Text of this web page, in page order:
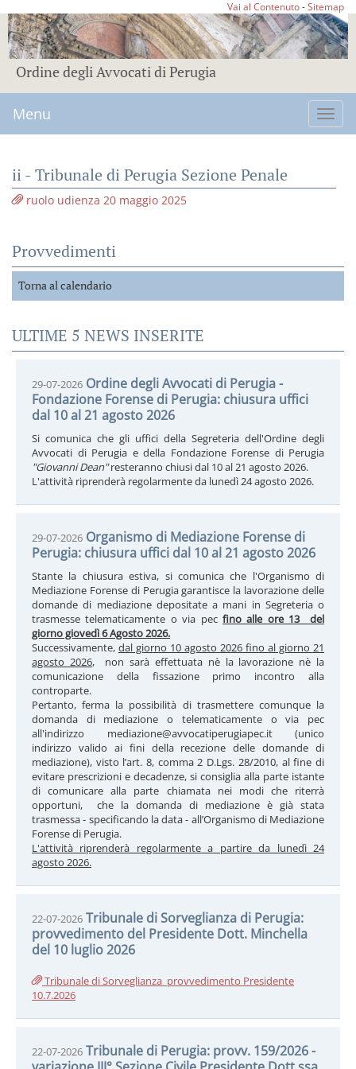
Vai al Contenuto-Sitemap
Ordine degli Avvocati di Perugia
Menu
ii - Tribunale di Perugia Sezione Penale
ruolo udienza 20 maggio 2025
Provvedimenti
Torna al calendario
ULTIME 5 NEWS INSERITE
29-07-2026 Ordine degli Avvocati di Perugia -
Fondazione Forense di Perugia: chiusura uffici
dal 10 al 21 agosto 2026
Si comunica che gli uffici della Segreteria dell'Ordine degli
Avvocati di Perugia e della Fondazione Forense di Perugia
"Giovanni Dean"resteranno chiusi dal 10 al 21 agosto 2026.
L'attività riprenderà regolarmente da lunedì 24 agosto 2026.
29-07-2026 Organismo di Mediazione Forense di
Perugia: chiusura uffici dal 10 al 21 agosto 2026
Stante la chiusura estiva, si comunica che l'Organismo di
Mediazione Forense di Perugia garantisce la lavorazione delle
domande di mediazione depositate a mani in Segreteria o
trasmesse telematicamente o via pec fino alle ore 13 del
giorno giovedì 6 Agosto 2026.
Successivamente, dal giorno 10 agosto 2026 fino al giorno 21
agosto 2026, non sarà effettuata nè la lavorazione nè la
comunicazione della fissazione primo incontro alla
controparte.
Pertanto, ferma la possibilità di trasmettere comunque la
domanda di mediazione o telematicamente o via pec
all'indirizzo mediazione@avvocatiperugiapec.it (unico
indirizzo valido ai fini della recezione delle domande di
mediazione), visto l’art. 8, comma 2 D.Lgs. 28/2010, al fine di
evitare prescrizioni e decadenze, si consiglia alla parte istante
di comunicare alla parte chiamata nei modi che riterrà
opportuni, che la domanda di mediazione è già stata
trasmessa - specificando la data - all’Organismo di Mediazione
Forense di Perugia.
L'attività riprenderà regolarmente a partire da lunedì 24
agosto 2026.
22-07-2026 Tribunale di Sorveglianza di Perugia:
provvedimento del Presidente Dott. Minchella
del 10 luglio 2026
Tribunale di Sorveglianza_provvedimento Presidente
10.7.2026
22-07-2026 Tribunale di Perugia: provv. 159/2026 -